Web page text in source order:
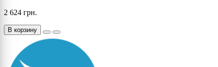
2 624 грн.
В корзину